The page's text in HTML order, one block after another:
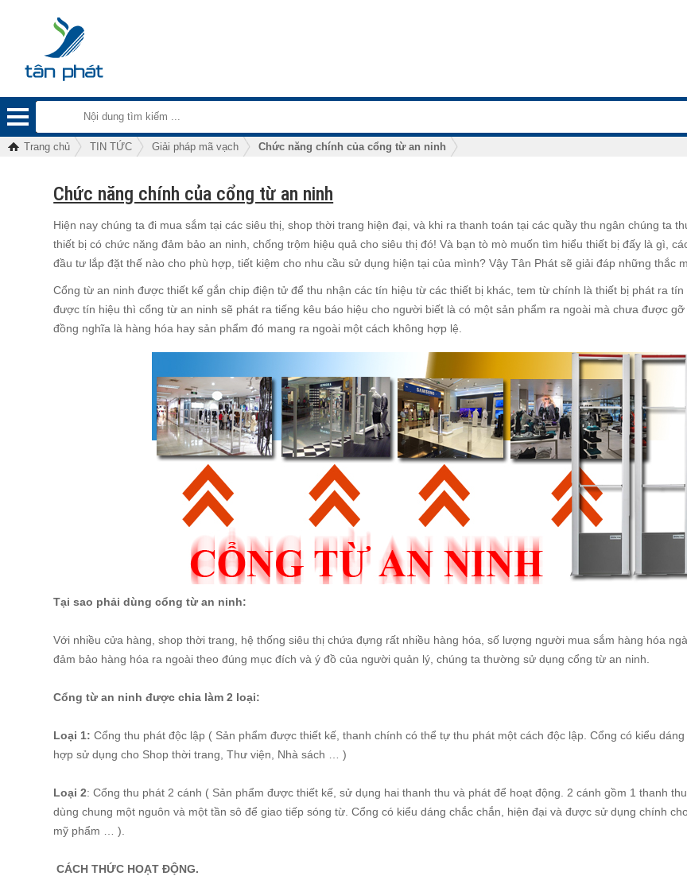
Trang chủ TIN TỨC Giải pháp mã vạch Chức năng chính của cổng từ an ninh
Chức năng chính của cổng từ an ninh
Hiện nay chúng ta đi mua sắm tại các siêu thị, shop thời trang hiện đại, và khi ra thanh toán tại các quầy thu ngân chúng ta
thiết bị có chức năng đảm bảo an ninh, chống trộm hiệu quả cho siêu thị đó! Và bạn tò mò muốn tìm hiểu thiết bị đấy là gì,
đầu tư lắp đặt thế nào cho phù hợp, tiết kiệm cho nhu cầu sử dụng hiện tại của mình? Vậy Tân Phát sẽ giải đáp những thắc
Cổng từ an ninh được thiết kế gắn chip điện tử để thu nhận các tín hiệu từ các thiết bị khác, tem từ chính là thiết bị phát ra tín
được tín hiệu thì cổng từ an ninh sẽ phát ra tiếng kêu báo hiệu cho người biết là có một sản phẩm ra ngoài mà chưa được
đồng nghĩa là hàng hóa hay sản phẩm đó mang ra ngoài một cách không hợp lệ.
Tại sao phải dùng cổng từ an ninh:
Với nhiều cửa hàng, shop thời trang, hệ thống siêu thị chứa đựng rất nhiều hàng hóa, số lượng người mua sắm hàng hóa
đảm bảo hàng hóa ra ngoài theo đúng mục đích và ý đồ của người quản lý, chúng ta thường sử dụng cổng từ an ninh.
Cổng từ an ninh được chia làm 2 loại:
Loại 1: Cổng thu phát độc lập ( Sản phẩm được thiết kế, thanh chính có thể tự thu phát một cách độc lập. Cổng có kiểu
hợp sử dụng cho Shop thời trang, Thư viện, Nhà sách … )
Loại 2: Cổng thu phát 2 cánh ( Sản phẩm được thiết kế, sử dụng hai thanh thu và phát để hoạt động. 2 cánh gồm 1 thanh
dùng chung một nguôn và một tần sô để giao tiếp sóng từ. Cổng có kiểu dáng chắc chắn, hiện đại và được sử dụng chính
mỹ phẩm … ).
CÁCH THỨC HOẠT ĐỘNG.